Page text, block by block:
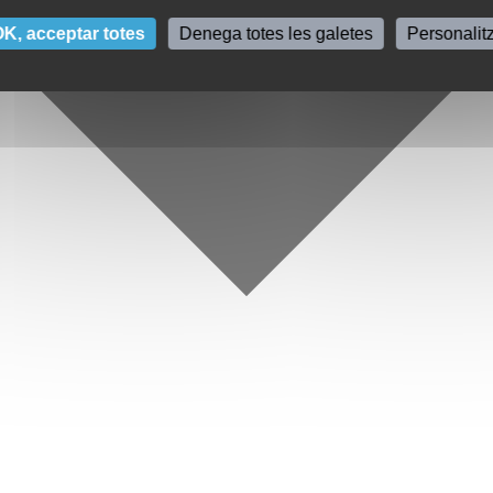
acceptar totes Denega totes les galetes